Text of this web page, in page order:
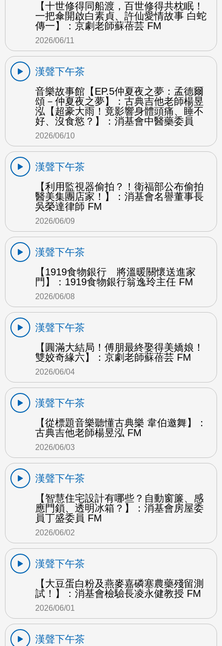
【十世修得同船渡，百世修得共枕眠！
一把傘開啟白素貞、許仙愛情故事 白蛇
傳一】：京劇老師蘇蓓芸 FM
2026/06/11
漢聲下午茶
音樂故事館【EP.5仲夏夜之夢：孟德爾
頌－仲夏夜之夢】：古典吉他老師楊昱
泓【超豪大雨！竟影響身體頭痛、睡不
好、沒食慾？】：消基會中醫藥委員
2026/06/10
漢聲下午茶
【利用監視器偷拍？！衛福部公布偷拍
醫美集團店家！】：消基會名譽董事長
吳榮達律師 FM
2026/06/09
漢聲下午茶
【1919食物銀行 將溫暖關懷送進家
門】：1919食物銀行翁逸玲主任 FM
2026/06/08
漢聲下午茶
【圓滿大結局！傅朋最終娶得美嬌娘！
雙姣奇緣六】：京劇老師蘇蓓芸 FM
2026/06/04
漢聲下午茶
【從標題音樂聽懂古典樂 韋伯邀舞】：
古典吉他老師楊昱泓 FM
2026/06/03
漢聲下午茶
【智慧住宅設計有哪些？自動窗簾、感
應門鎖、透明冰箱？】：消基會房屋委
員丁盛委員 FM
2026/06/02
漢聲下午茶
【大豆蛋白粉及燕麥嘉磷塞農藥殘留測
試！】：消基會檢驗長凌永健教授 FM
2026/06/01
漢聲下午茶